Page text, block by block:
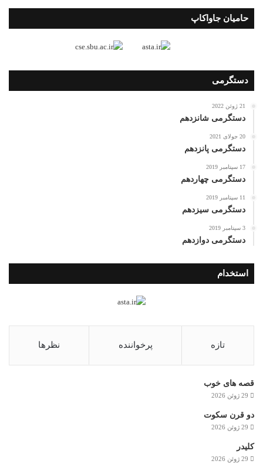
حامیان جاواکاپ
دستگرمی
21 ژوئن 2022
دستگرمی شانزدهم
20 جولای 2021
دستگرمی پانزدهم
17 سپتامبر 2019
دستگرمی چهاردهم
11 سپتامبر 2019
دستگرمی سیزدهم
3 سپتامبر 2019
دستگرمی دوازدهم
استخدام
تازه پرخواننده نظرها
قصه های خوب
29 ژوئن 2026
دو قرن سکوت
29 ژوئن 2026
کلیدر
29 ژوئن 2026